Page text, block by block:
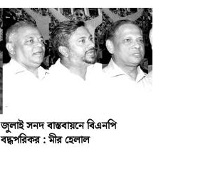
জুলাই সনদ বাস্তবায়নে বিএনপি
বদ্ধপরিকর : মীর হেলাল